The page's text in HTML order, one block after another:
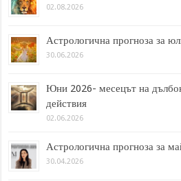
02.08.2026
Астрологична прогноза за
30.06.2026
Юни 2026- месецът на
действия
02.06.2026
Астрологична прогноза за
30.04.2026